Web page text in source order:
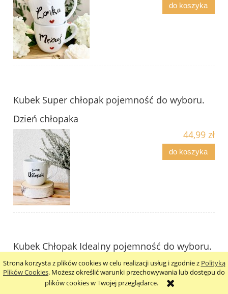
Strona korzysta z plików cookies w celu realizacji usług i zgodnie z Polityką
Plików Cookies. Możesz określić warunki przechowywania lub dostępu do
plików cookies w Twojej przeglądarce.
do koszyka
Kubek Super chłopak pojemność do wyboru.
Dzień chłopaka
44,99 zł
do koszyka
Kubek Chłopak Idealny pojemność do wyboru.
Dzień chłopaka (1)